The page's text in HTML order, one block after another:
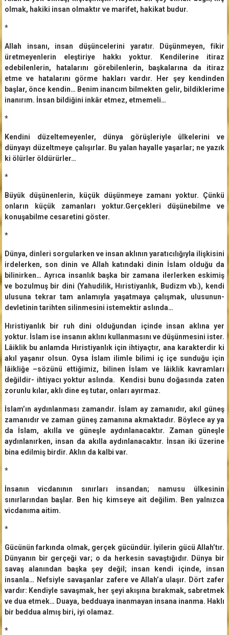
olmak, hakiki insan olmaktır ve marifet, hakikat budur.
*
Allah insanı, insan düşüncelerini yaratır. Düşünmeyen, fikir
üretmeyenlerin eleştiriye hakkı yoktur. Kendilerine itiraz
edebilenlerin, hatalarını görebilenlerin, başkalarına da itiraz
etme ve hatalarını görme hakları vardır. Her şey kendinden
başlar, önce kendin… Benim inancım bilmekten gelir, bildiklerime
inanırım. İnsan bildiğini inkâr etmez, etmemeli…
*
Kendini düzeltemeyenler, dünya görüşleriyle ülkelerini ve
dünyayı düzeltmeye çalışırlar. Bu yalan hayalle yaşarlar; ne yazık
ki ölürler öldürürler…
*
Büyük düşünenlerin, küçük düşünmeye zamanı yoktur. Çünkü
onların küçük zamanları yoktur.Gerçekleri düşünebilme ve
konuşabilme cesaretini göster.
*
Dünya, dinleri sorgularken ve insan aklının yaratıcılığıyla ilişkisini
irdelerken, son dinin ve Allah katındaki dinin İslam olduğu da
bilinirken… Ayrıca insanlık başka bir zamana ilerlerken eskimiş
ve bozulmuş bir dini (Yahudilik, Hıristiyanlık, Budizm vb.), kendi
ulusuna tekrar tam anlamıyla yaşatmaya çalışmak, ulusunun-
devletinin tarihten silinmesini istemektir aslında…
Hıristiyanlık bir ruh dini olduğundan içinde insan aklına yer
yoktur. İslam ise insanın aklını kullanmasını ve düşünmesini ister.
Lâiklik bu anlamda Hıristiyanlık için ihtiyaçtır, ana karakterdir ki
akıl yaşanır olsun. Oysa İslam ilimle bilimi iç içe sunduğu için
lâikliğe –sözünü ettiğimiz, bilinen İslam ve lâiklik kavramları
değildir- ihtiyacı yoktur aslında. Kendisi bunu doğasında zaten
zorunlu kılar, aklı dine eş tutar, onları ayırmaz.
İslam’ın aydınlanması zamandır. İslam ay zamanıdır, akıl güneş
zamanıdır ve zaman güneş zamanına akmaktadır. Böylece ay ya
da İslam, akılla ve güneşle aydınlanacaktır. Zaman güneşle
aydınlanırken, insan da akılla aydınlanacaktır. İnsan iki üzerine
bina edilmiş birdir. Aklın da kalbi var.
*
İnsanın vicdanının sınırları insandan; namusu ülkesinin
sınırlarından başlar. Ben hiç kimseye ait değilim. Ben yalnızca
vicdanıma aitim.
*
Gücünün farkında olmak, gerçek gücündür. İyilerin gücü Allah’tır.
Dünyanın bir gerçeği var; o da herkesin savaştığıdır. Dünya bir
savaş alanından başka şey değil; insan kendi içinde, insan
insanla… Nefsiyle savaşanlar zafere ve Allah’a ulaşır. Dört zafer
vardır: Kendiyle savaşmak, her şeyi akışına bırakmak, sabretmek
ve dua etmek… Duaya, bedduaya inanmayan insana inanma. Haklı
bir beddua almış biri, iyi olamaz.
*